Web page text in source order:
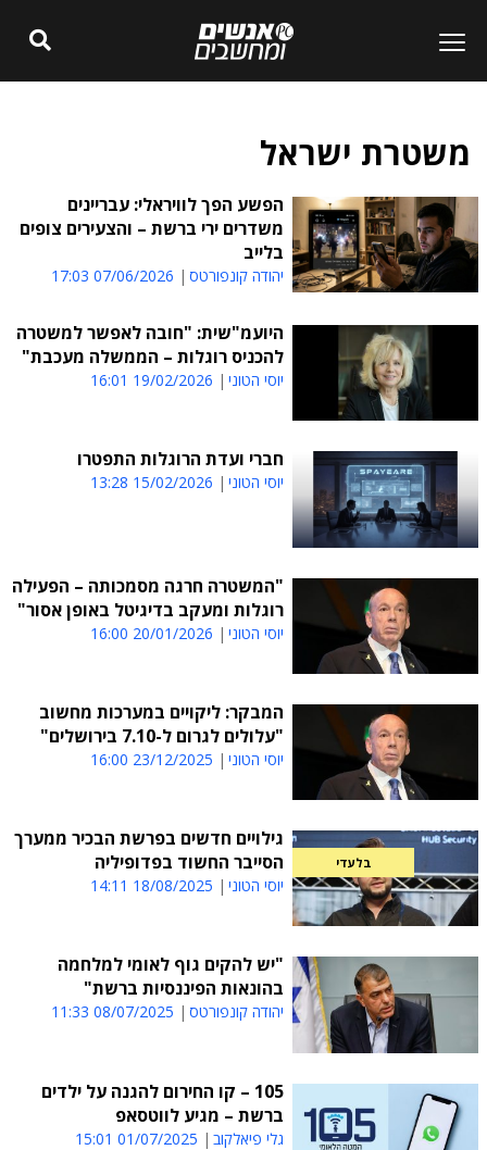
משטרת ישראל
הפשע הפך לוויראלי: עבריינים
משדרים ירי ברשת – והצעירים צופים
בלייב
יהודה קונפורטס 07/06/2026 17:03
היועמ"שית: "חובה לאפשר למשטרה
להכניס רוגלות – הממשלה מעכבת"
יוסי הטוני 19/02/2026 16:01
חברי ועדת הרוגלות התפטרו
יוסי הטוני 15/02/2026 13:28
"המשטרה חרגה מסמכותה – הפעילה
רוגלות ומעקב בדיגיטל באופן אסור"
יוסי הטוני 20/01/2026 16:00
המבקר: ליקויים במערכות מחשוב
"עלולים לגרום ל-7.10 בירושלים"
יוסי הטוני 23/12/2025 16:00
בלעדי
גילויים חדשים בפרשת הבכיר ממערך
הסייבר החשוד בפדופיליה
יוסי הטוני 18/08/2025 14:11
"יש להקים גוף לאומי למלחמה
בהונאות הפיננסיות ברשת"
יהודה קונפורטס 08/07/2025 11:33
105 – קו החירום להגנה על ילדים
ברשת – מגיע לווטסאפ
גלי פיאלקוב 01/07/2025 15:01